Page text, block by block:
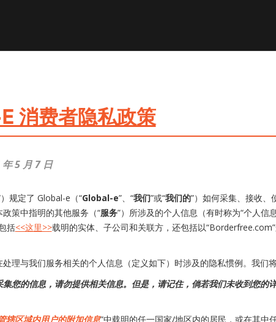
消费者隐私政策
5 月 7 日
）规定了 Global-e（“Global-e”、“我们”或“我们的”）如何采集、接收、
政策中指明的其他服务（“服务”）所涉及的个人信息（有时称为“个人信
括<<这里>>载明的实体、子公司和关联方，还包括以
理与我们服务相关的个人信息（定义如下）时涉及的隐私惯例。我们
集您的信息，请勿提供相关信息。但是，请记住，倘若我们未收到您
辖区域内用户的附加信息”中载明的任一国家/地区内的居民，或在其中